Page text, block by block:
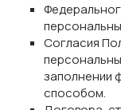
Согласия
заполнении
способом.